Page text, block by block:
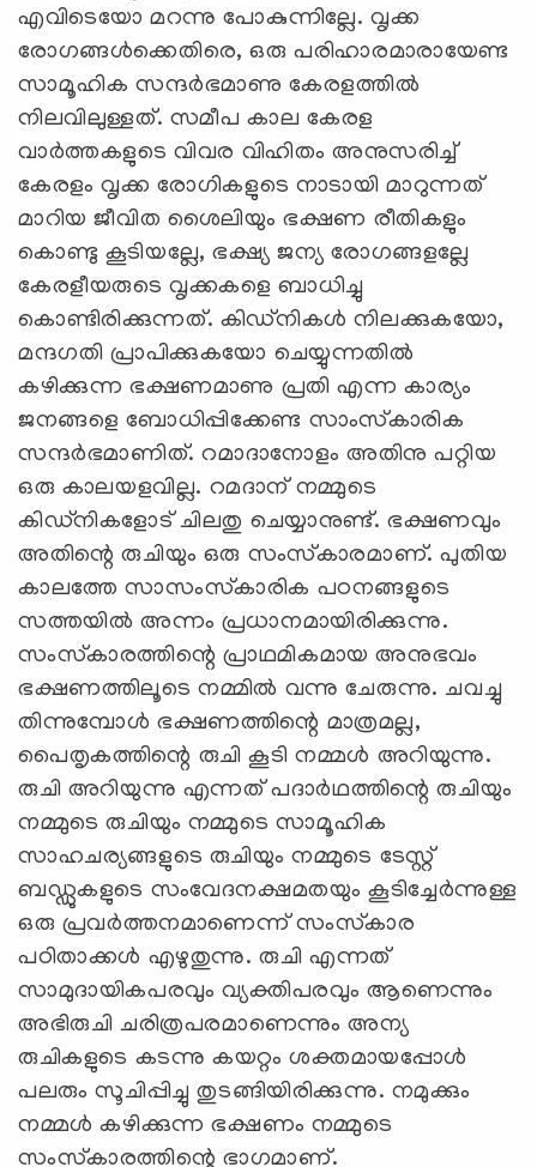
എവിടെയോ മറന്നു പോകുന്നില്ലേ. വൃക്ക
രോഗങ്ങള്‍ക്കെതിരെ, ഒരു പരിഹാരമാരായേണ്ട
സാമൂഹിക സന്ദര്‍ഭമാണു കേരളത്തില്‍
നിലവിലുള്ളത്‌. സമീപ കാല കേരള
വാര്‍ത്തകളുടെ വിവര വിഹിതം അനുസരിച്ച്‌
കേരളം വൃക്ക രോഗികളുടെ നാടായി മാറുന്നത്‌
മാറിയ ജീവിത ശൈലിയും ഭക്ഷണ രീതികളും
കൊണ്ടു കൂടിയല്ലേ, ഭക്ഷ്യ ജന്യ രോഗങ്ങളല്ലേ
കേരളീയരുടെ വൃക്കകളെ ബാധിച്ചു
കൊണ്ടിരിക്കുന്നത്‌. കിഡ്‌നികള്‍ നിലക്കുകയോ,
മന്ദഗതി പ്രാപിക്കുകയോ ചെയ്യുന്നതില്‍
കഴിക്കുന്ന ഭക്ഷണമാണു പ്രതി എന്ന കാര്യം
ജനങ്ങളെ ബോധിപ്പിക്കേണ്ട സാംസ്‌കാരിക
സന്ദര്‍ഭമാണിത്‌. റമാദാനോളം അതിനു പറ്റിയ
ഒരു കാലയളവില്ല. റമദാന്‌ നമ്മുടെ
കിഡ്‌നികളോട്‌ ചിലതു ചെയ്യാനുണ്ട്‌. ഭക്ഷണവും
അതിന്റെ രുചിയും ഒരു സംസ്‌കാരമാണ്‌. പുതിയ
കാലത്തേ സാസംസ്‌കാരിക പഠനങ്ങളുടെ
സത്തയില്‍ അന്നം പ്രധാനമായിരിക്കുന്നു.
സംസ്‌കാരത്തിന്റെ പ്രാഥമികമായ അനുഭവം
ഭക്ഷണത്തിലൂടെ നമ്മില്‍ വന്നു ചേരുന്നു. ചവച്ചു
തിന്നുമ്പോള്‍ ഭക്ഷണത്തിന്റെ മാത്രമല്ല,
പൈതൃകത്തിന്റെ രുചി കൂടി നമ്മള്‍ അറിയുന്നു.
രുചി അറിയുന്നു എന്നത്‌ പദാര്‍ഥത്തിന്റെ രുചിയും
നമ്മുടെ രുചിയും നമ്മുടെ സാമൂഹിക
സാഹചര്യങ്ങളുടെ രുചിയും നമ്മുടെ ടേസ്റ്റ്‌
ബഡ്ഡുകളുടെ സംവേദനക്ഷമതയും കൂടിച്ചേര്‍ന്നുള്ള
ഒരു പ്രവര്‍ത്തനമാണെന്ന്‌ സംസ്‌കാര
പഠിതാക്കള്‍ എഴുതുന്നു. രുചി എന്നത്‌
സാമുദായികപരവും വ്യക്തിപരവും ആണെന്നും
അഭിരുചി ചരിത്രപരമാണെന്നും അന്യ
രുചികളുടെ കടന്നു കയറ്റം ശക്തമായപ്പോള്‍
പലരും സൂചിപ്പിച്ചു തുടങ്ങിയിരിക്കുന്നു. നമുക്കും
നമ്മള്‍ കഴിക്കുന്ന ഭക്ഷണം നമ്മുടെ
സംസ്‌കാരത്തിന്റെ ഭാഗമാണ്‌.